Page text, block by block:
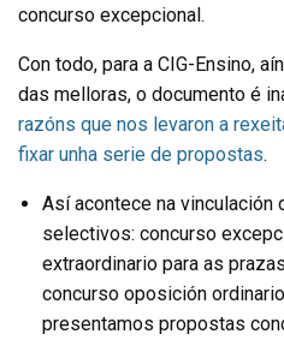
concurso excepcional.
Con todo, para a CIG-Ensino,
das melloras, o documento é
razóns que nos levaron a
fixar unha serie de propostas.
Así acontece na
selectivos: concurso
extraordinario para as
concurso oposición
presentamos propostas